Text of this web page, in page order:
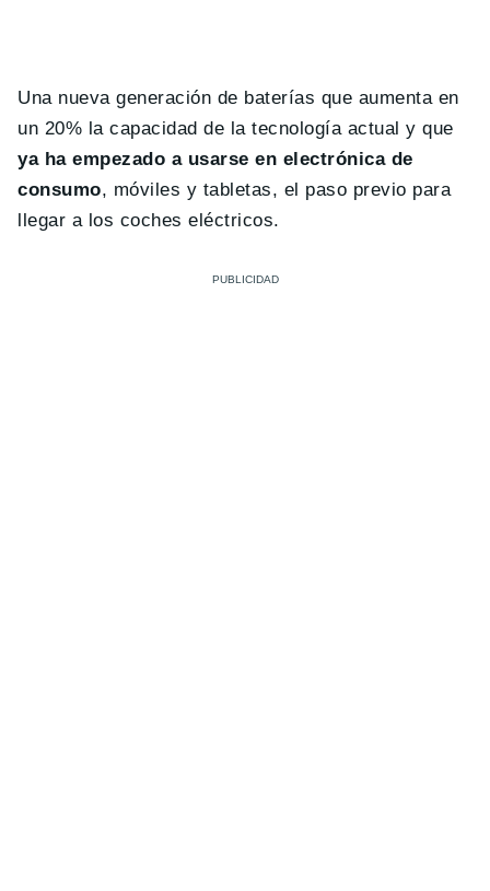
Una nueva generación de baterías que aumenta en
un 20% la capacidad de la tecnología actual y que
ya ha empezado a usarse en electrónica de
consumo, móviles y tabletas, el paso previo para
llegar a los coches eléctricos.